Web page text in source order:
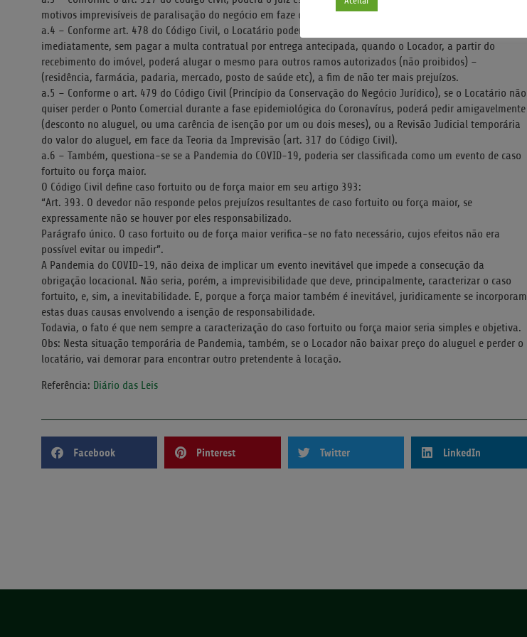
motivos imprevisíveis de paralisação do negócio em faze da Pandemia do Coronavírus.
a.4 – Conforme art. 478 do Código Civil, o Locatário poderá, se quiser, pedir a rescisão do contrato,
imediatamente, sem pagar a multa contratual por entrega antecipada, quando o Locador, a partir do
recebimento do imóvel, poderá alugar o mesmo para outros ramos autorizados (não proibidos) –
(residência, farmácia, padaria, mercado, posto de saúde etc), a fim de não ter mais prejuízos.
a.5 – Conforme o art. 479 do Código Civil (Princípio da Conservação do Negócio Jurídico), se o Locatário não
quiser perder o Ponto Comercial durante a fase epidemiológica do Coronavírus, poderá pedir amigavelmente
(desconto no aluguel, ou uma carência de isenção por um ou dois meses), ou a Revisão Judicial temporária
do valor do aluguel, em face da Teoria da Imprevisão (art. 317 do Código Civil).
a.6 – Também, questiona-se se a Pandemia do COVID-19, poderia ser classificada como um evento de caso
fortuito ou força maior.
O Código Civil define caso fortuito ou de força maior em seu artigo 393:
“Art. 393. O devedor não responde pelos prejuízos resultantes de caso fortuito ou força maior, se
expressamente não se houver por eles responsabilizado.
Parágrafo único. O caso fortuito ou de força maior verifica-se no fato necessário, cujos efeitos não era
possível evitar ou impedir”.
A Pandemia do COVID-19, não deixa de implicar um evento inevitável que impede a consecução da
obrigação locacional. Não seria, porém, a imprevisibilidade que deve, principalmente, caracterizar o caso
fortuito, e, sim, a inevitabilidade. E, porque a força maior também é inevitável, juridicamente se incorporam
estas duas causas envolvendo a isenção de responsabilidade.
Todavia, o fato é que nem sempre a caracterização do caso fortuito ou força maior seria simples e objetiva.
Obs: Nesta situação temporária de Pandemia, também, se o Locador não baixar preço do aluguel e perder o
locatário, vai demorar para encontrar outro pretendente à locação.
Referência: Diário das Leis
Facebook Pinterest Twitter LinkedIn